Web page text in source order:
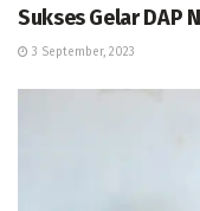
Sukses Gelar DAP
3 September, 2023